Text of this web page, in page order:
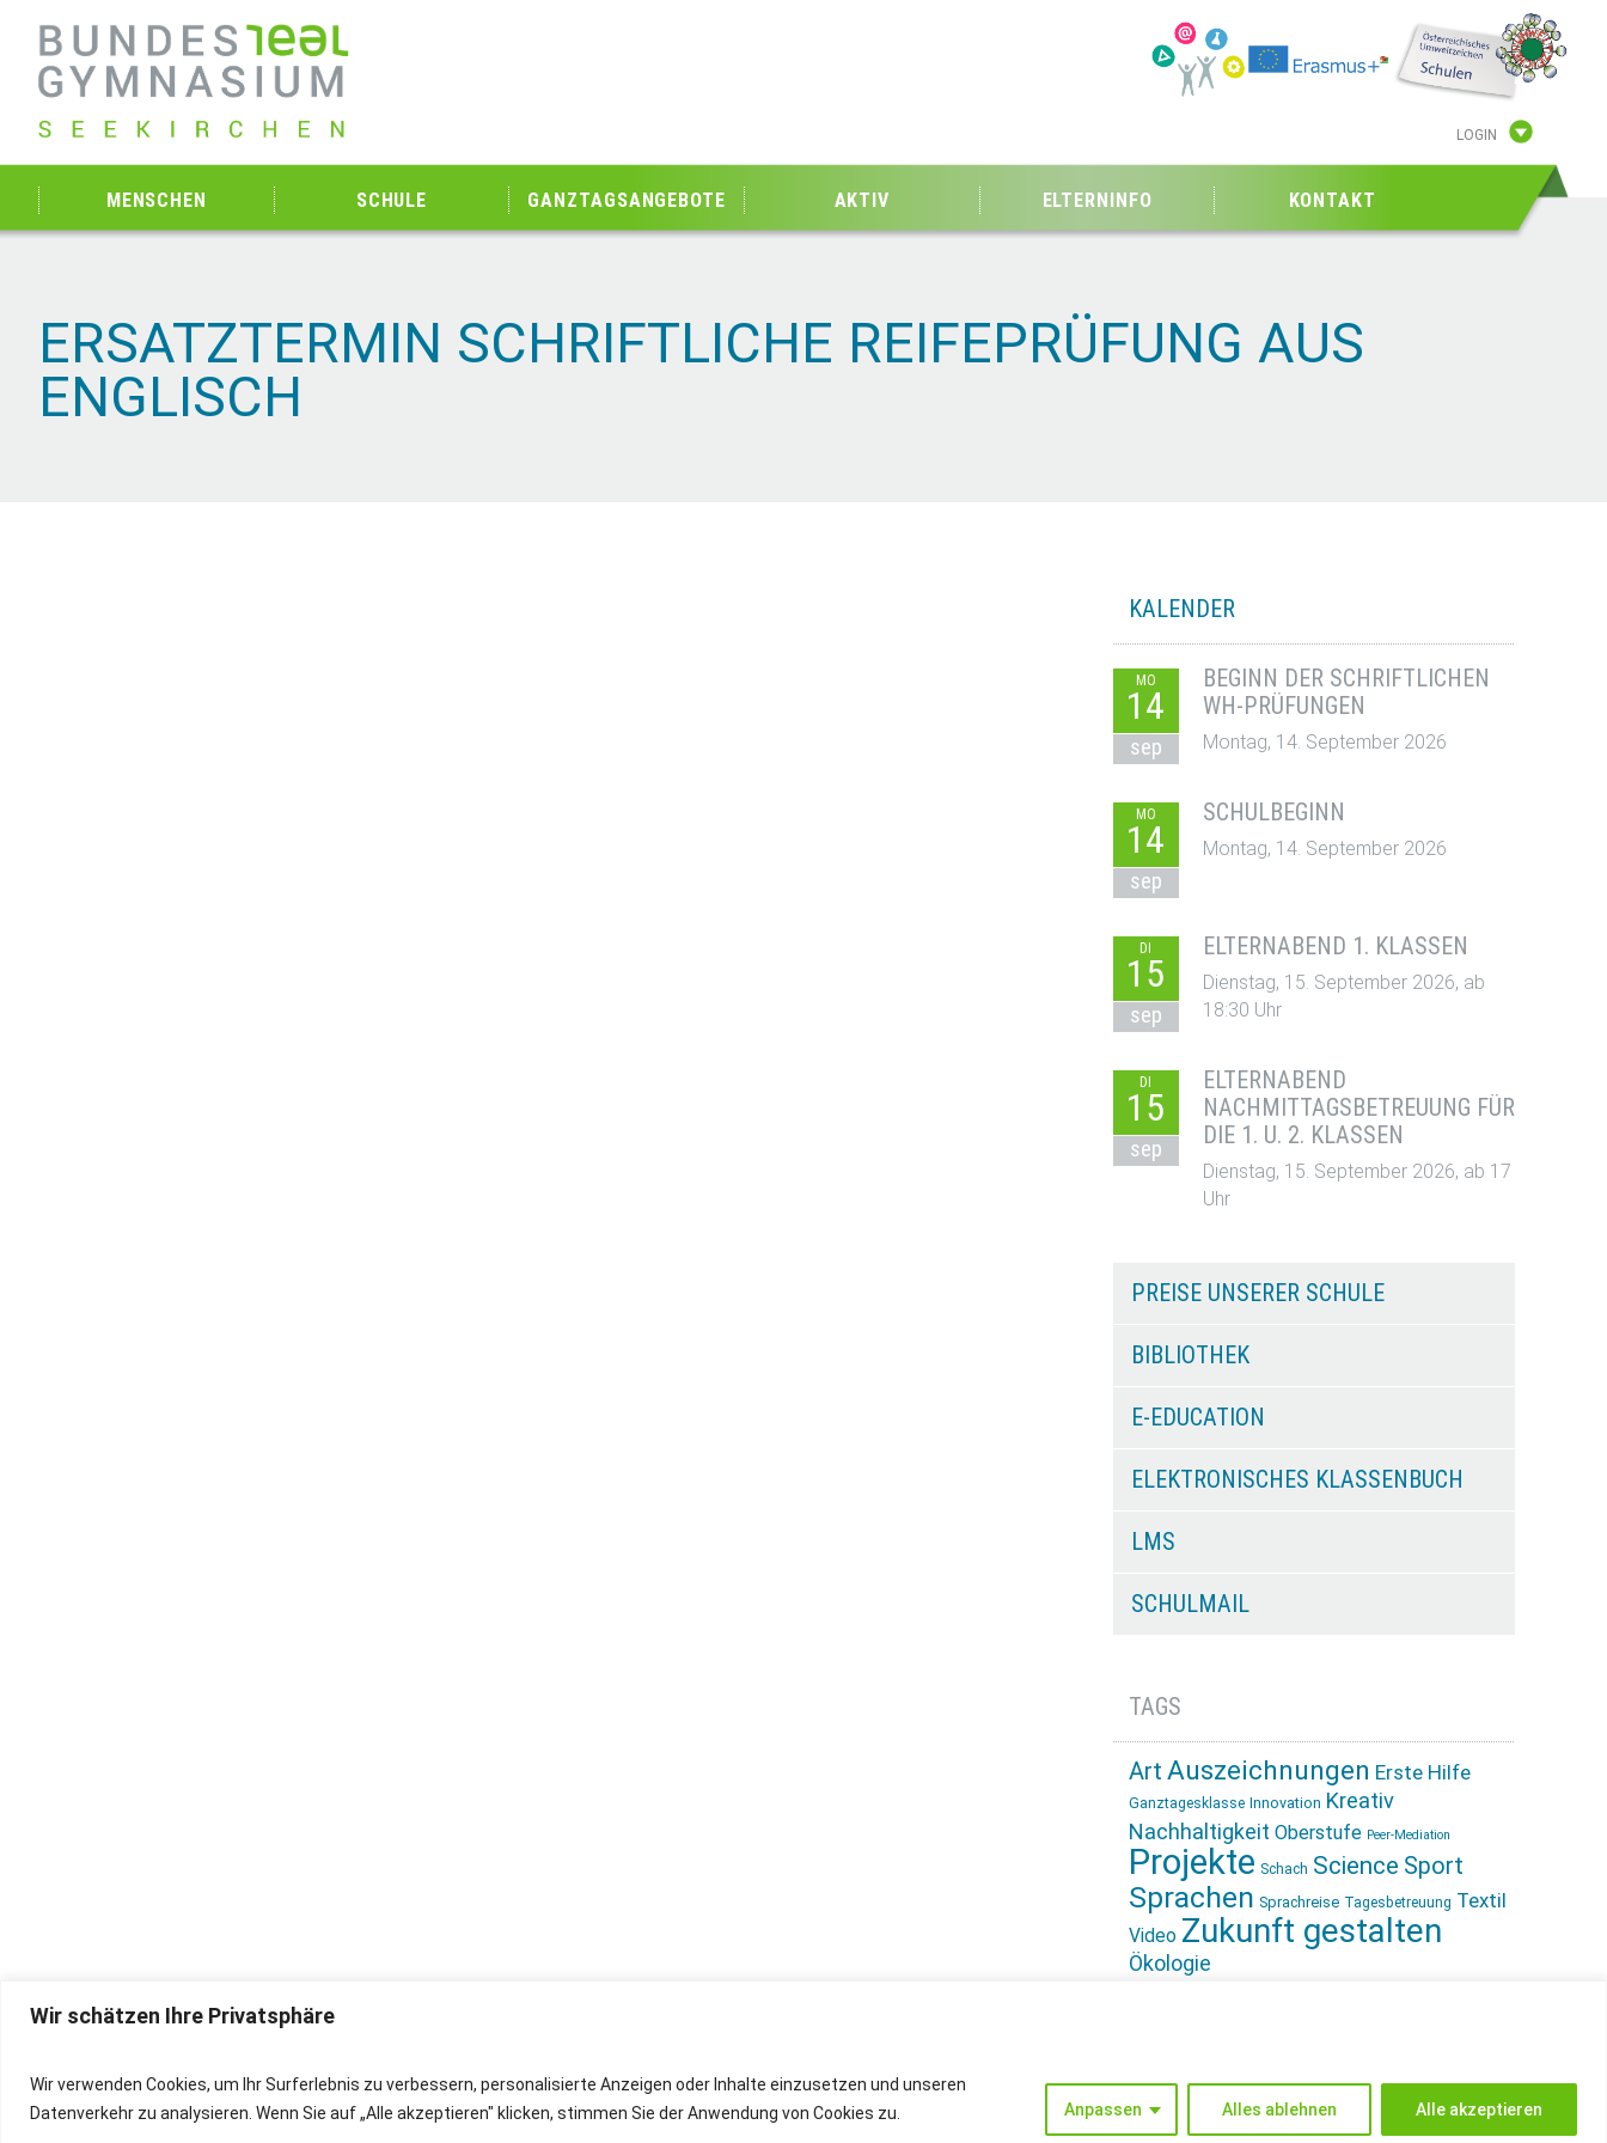
Wir schätzen Ihre Privatsphäre
Wir verwenden Cookies, um Ihr Surferlebnis zu verbessern, personalisierte Anzeigen oder Inhalte einzusetzen und unseren
Datenverkehr zu analysieren. Wenn Sie auf „Alle akzeptieren" klicken, stimmen Sie der Anwendung von Cookies zu.
Anpassen Alles ablehnen Alle akzeptieren
LOGIN
MENSCHEN SCHULE GANZTAGSANGEBOTE AKTIV ELTERNINFO KONTAKT
ERSATZTERMIN SCHRIFTLICHE REIFEPRÜFUNG AUS
ENGLISCH
KALENDER
MO
14
sep
BEGINN DER SCHRIFTLICHEN
WH-PRÜFUNGEN
Montag, 14. September 2026
MO
14
sep
SCHULBEGINN
Montag, 14. September 2026
DI
15
sep
ELTERNABEND 1. KLASSEN
Dienstag, 15. September 2026, ab
18:30 Uhr
DI
15
sep
ELTERNABEND
NACHMITTAGSBETREUUNG FÜR
DIE 1. U. 2. KLASSEN
Dienstag, 15. September 2026, ab 17
Uhr
PREISE UNSERER SCHULE
BIBLIOTHEK
E-EDUCATION
ELEKTRONISCHES KLASSENBUCH
LMS
SCHULMAIL
TAGS
Art Auszeichnungen Erste Hilfe
Ganztagesklasse Innovation Kreativ
Nachhaltigkeit Oberstufe Peer-Mediation
Projekte Schach Science Sport
Sprachen Sprachreise Tagesbetreuung Textil
Video Zukunft gestalten
Ökologie
IMPRESSUM
DATENSCHUTZ
INSTAGRAM